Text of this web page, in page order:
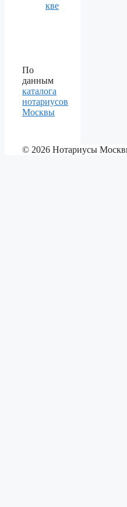
кве
По
данным
каталога
нотариусов
Москвы
© 2026 Нотариусы